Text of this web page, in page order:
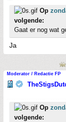
Op
volgende:
Gaat er nog wat
Ja
Moderator / Redactie FP
Op
volgende: